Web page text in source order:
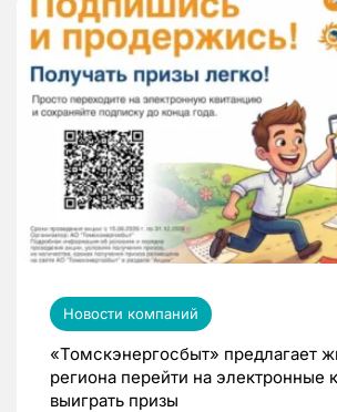
Новости компаний
«Томскэнергосбыт» предлагает
региона перейти на электронные
выиграть призы